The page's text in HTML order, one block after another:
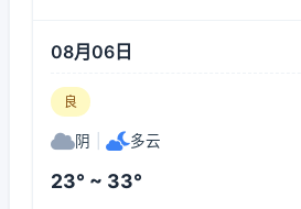
08月06日
良
阴 多云
23° ~ 33°